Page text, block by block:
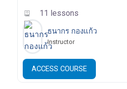
11 lessons
ธนากร กองแก้ว
Instructor
ACCESS COURSE